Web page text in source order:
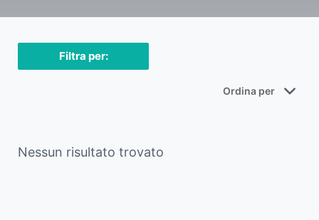
Filtra per:
Nessun risultato trovato